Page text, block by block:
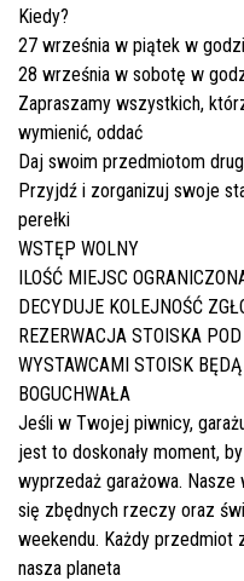
Kiedy?
27 września w piątek w
28 września w sobotę w
Zapraszamy wszystkich,
wymienić, oddać
Daj swoim przedmiotom
Przyjdź i zorganizuj swoje
perełki
WSTĘP WOLNY
ILOŚĆ MIEJSC
DECYDUJE KOLEJNOŚĆ
REZERWACJA STOISKA
WYSTAWCAMI STOISK
BOGUCHWAŁA
Jeśli w Twojej piwnicy,
jest to doskonały moment,
wyprzedaż garażowa.
się zbędnych rzeczy oraz
weekendu. Każdy przedmiot
nasza planeta